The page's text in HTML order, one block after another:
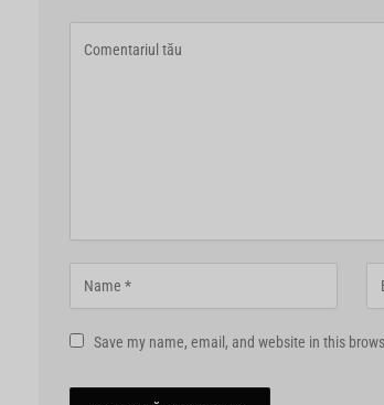
Save my name, email, and website in this